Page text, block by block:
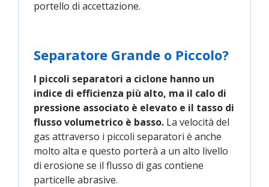
portello di accettazione.
Separatore Grande o Piccolo?
I piccoli separatori a ciclone hanno un
indice di efficienza più alto, ma il calo di
pressione associato è elevato e il tasso di
flusso volumetrico è basso. La velocità del
gas attraverso i piccoli separatori è anche
molto alta e questo porterà a un alto livello
di erosione se il flusso di gas contiene
particelle abrasive.